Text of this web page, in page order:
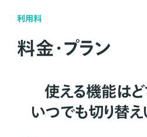
利用料
料金・プラン
使える機能はど
いつでも切り替え